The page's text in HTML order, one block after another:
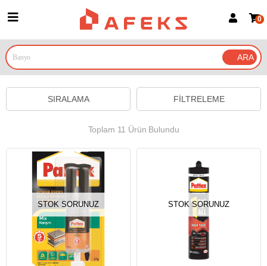
Google İle Bağlan
0
FILTRELEME
SIRALAMA
Toplam 11 Ürün Bulundu
STOK SORUNUZ STOK SORUNUZ